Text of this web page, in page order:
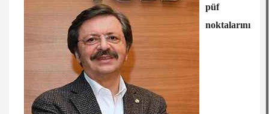
püf
noktalarını